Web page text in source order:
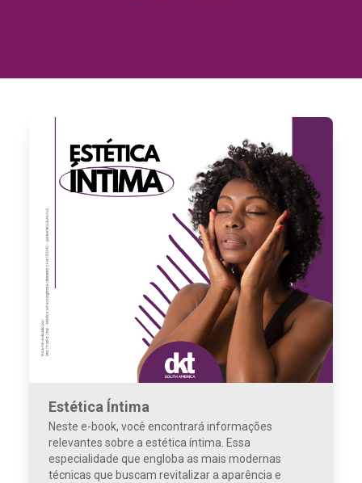
Estética Íntima
Neste e-book, você encontrará informações
relevantes sobre a estética íntima. Essa
especialidade que engloba as mais modernas
técnicas que buscam revitalizar a aparência e